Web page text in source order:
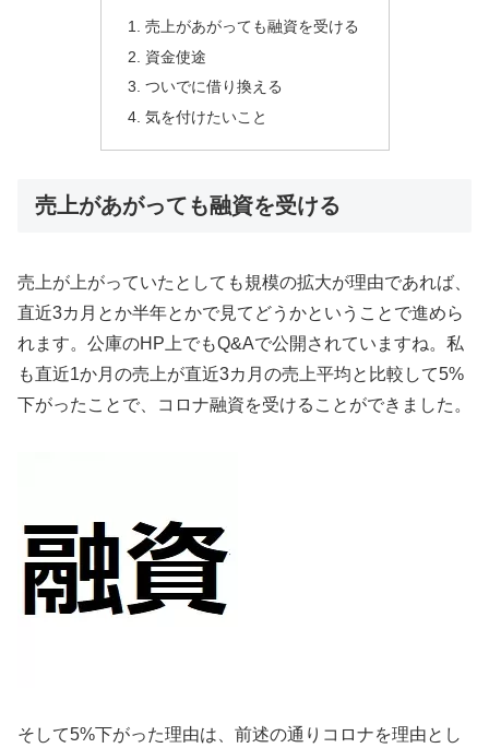
売上があがっても融資を受ける
資金使途
ついでに借り換える
気を付けたいこと
売上があがっても融資を受ける
売上が上がっていたとしても規模の拡大が理由であれば、
直近3カ月とか半年とかで見てどうかということで進めら
れます。公庫のHP上でもQ&Aで公開されていますね。私
も直近1か月の売上が直近3カ月の売上平均と比較して5%
下がったことで、コロナ融資を受けることができました。
そして5%下がった理由は、前述の通りコロナを理由とし